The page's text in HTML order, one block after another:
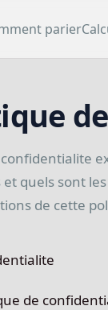
parier
quels sont
de cette
de